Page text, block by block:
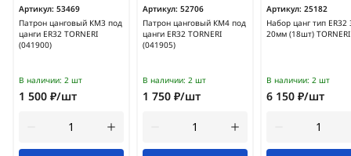
Артикул: 53469
Патрон цанговый КМ3 под
цанги ER32 TORNERI
(041900)
В наличии: 2 шт
1 500 ₽/шт
Артикул: 52706
Патрон цанговый КМ4 под
цанги ER32 TORNERI
(041905)
В наличии: 2 шт
1 750 ₽/шт
Артикул: 25182
Набор цанг тип ER32
20мм (18шт) TORNERI
В наличии: 2 шт
6 150 ₽/шт